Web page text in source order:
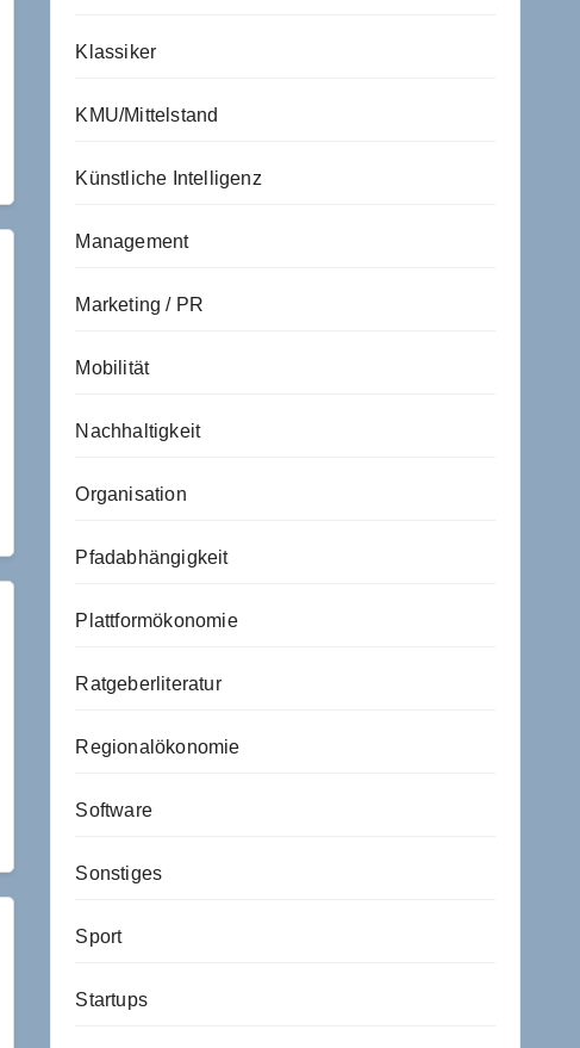
Klassiker
KMU/Mittelstand
Künstliche Intelligenz
Management
Marketing / PR
Mobilität
Nachhaltigkeit
Organisation
Pfadabhängigkeit
Plattformökonomie
Ratgeberliteratur
Regionalökonomie
Software
Sonstiges
Sport
Startups